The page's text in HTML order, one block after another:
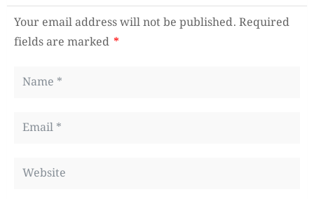
Your email address will not be published. Required
fields are marked *